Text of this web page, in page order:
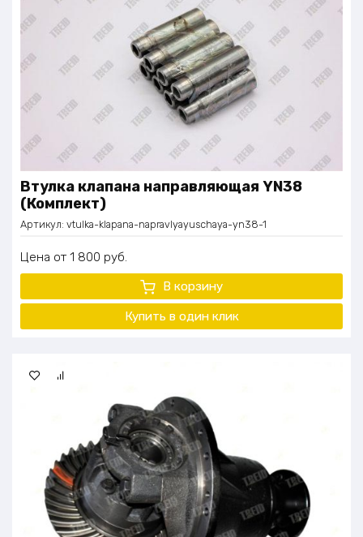
Втулка клапана направляющая YN38
(Комплект)
Артикул: vtulka-klapana-napravlyayuschaya-yn38-1
Цена 1 800 руб.
В корзину
Купить в один клик